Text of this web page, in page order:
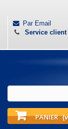
Par Email
Service client
PANIER